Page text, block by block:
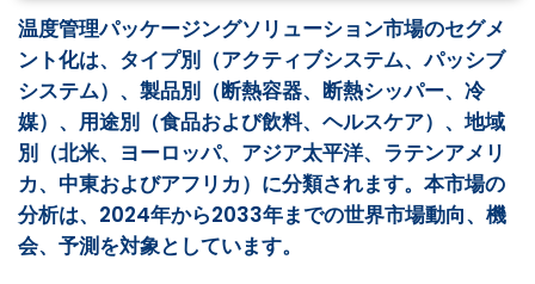
温度管理パッケージングソリューション市場のセグメ
ント化は、タイプ別（アクティブシステム、パッシブ
システム）、製品別（断熱容器、断熱シッパー、冷
媒）、用途別（食品および飲料、ヘルスケア）、地域
別（北米、ヨーロッパ、アジア太平洋、ラテンアメリ
カ、中東およびアフリカ）に分類されます。本市場の
分析は、2024年から2033年までの世界市場動向、機
会、予測を対象としています。